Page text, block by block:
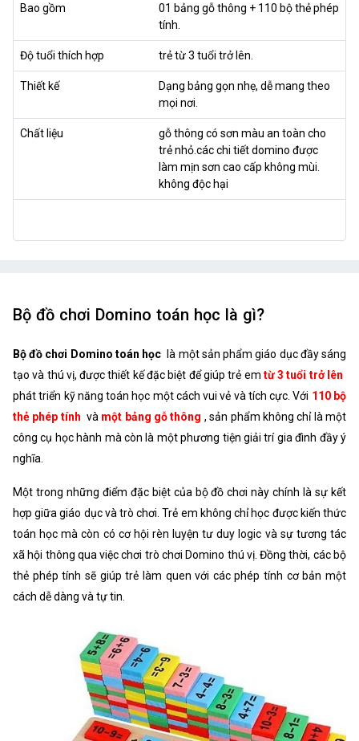
Bao gồm
01 bảng gỗ thông + 110 bộ thẻ phép
tính.
Độ tuổi thích hợp trẻ từ 3 tuổi trở lên.
Thiết kế
Dạng bảng gọn nhẹ, dễ mang theo
mọi nơi.
Chất liệu
gỗ thông có sơn màu an toàn cho
trẻ nhỏ.các chi tiết domino được
làm mịn sơn cao cấp không mùi.
không độc hại
Bộ đồ chơi Domino toán học là gì?
Bộ đồ chơi Domino toán học là một sản phẩm giáo dục đầy sáng
tạo và thú vị, được thiết kế đặc biệt để giúp trẻ em từ 3 tuổi trở lên
phát triển kỹ năng toán học một cách vui vẻ và tích cực. Với 110 bộ
thẻ phép tính và một bảng gỗ thông , sản phẩm không chỉ là một
công cụ học hành mà còn là một phương tiện giải trí gia đình đầy ý
nghĩa.
Một trong những điểm đặc biệt của bộ đồ chơi này chính là sự kết
hợp giữa giáo dục và trò chơi. Trẻ em không chỉ học được kiến thức
toán học mà còn có cơ hội rèn luyện tư duy logic và sự tương tác
xã hội thông qua việc chơi trò chơi Domino thú vị. Đồng thời, các bộ
thẻ phép tính sẽ giúp trẻ làm quen với các phép tính cơ bản một
cách dễ dàng và tự tin.